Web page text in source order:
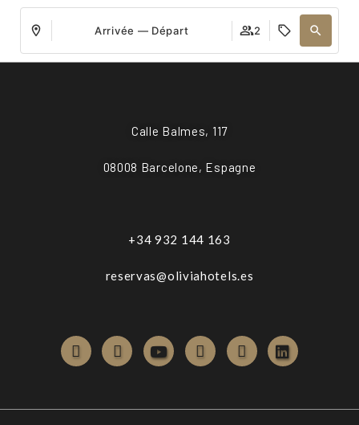
Arrivée — Départ 2
Calle Balmes, 117
08008 Barcelone, Espagne
+34 932 144 163
reservas@oliviahotels.es